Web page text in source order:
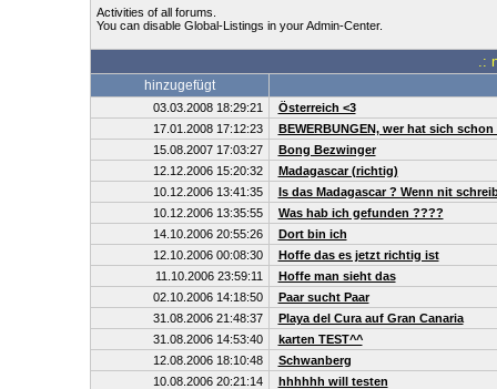
Activities of all forums.
You can disable Global-Listings in your Admin-Center.
.:
hinzugefügt
03.03.2008 18:29:21
Österreich <3
17.01.2008 17:12:23
BEWERBUNGEN, wer hat sich
15.08.2007 17:03:27
Bong Bezwinger
12.12.2006 15:20:32
Madagascar (richtig)
10.12.2006 13:41:35
Is das Madagascar ? Wenn nit
10.12.2006 13:35:55
Was hab ich gefunden ????
14.10.2006 20:55:26
Dort bin ich
12.10.2006 00:08:30
Hoffe das es jetzt richtig ist
11.10.2006 23:59:11
Hoffe man sieht das
02.10.2006 14:18:50
Paar sucht Paar
31.08.2006 21:48:37
Playa del Cura auf Gran Canaria
31.08.2006 14:53:40
karten TEST^^
12.08.2006 18:10:48
Schwanberg
10.08.2006 20:21:14
hhhhhh will testen